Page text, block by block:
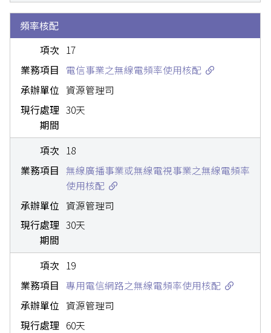
頻率核配
17
電信事業之無線電頻率使用核配
資源管理司
30天
18
無線廣播事業或無線電視事業之無線電頻率
使用核配
資源管理司
30天
19
專用電信網路之無線電頻率使用核配
資源管理司
60天